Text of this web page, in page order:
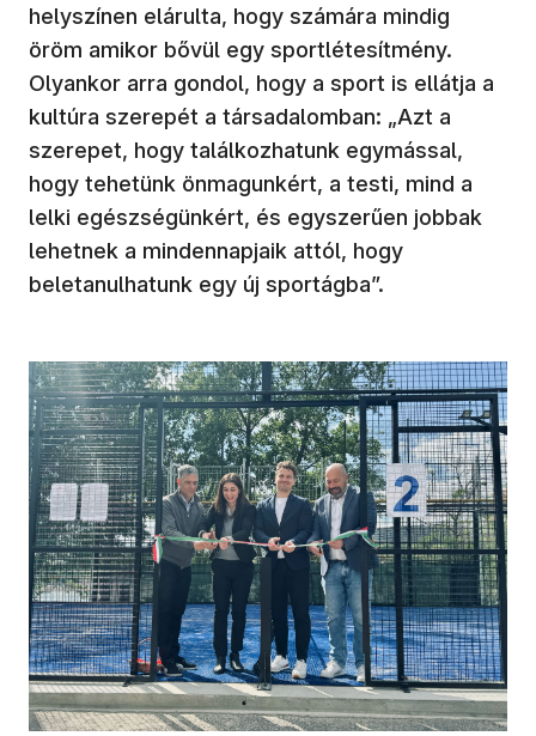
helyszínen elárulta, hogy számára mindig
öröm amikor bővül egy sportlétesítmény.
Olyankor arra gondol, hogy a sport is ellátja a
kultúra szerepét a társadalomban: „Azt a
szerepet, hogy találkozhatunk egymással,
hogy tehetünk önmagunkért, a testi, mind a
lelki egészségünkért, és egyszerűen jobbak
lehetnek a mindennapjaik attól, hogy
beletanulhatunk egy új sportágba”.